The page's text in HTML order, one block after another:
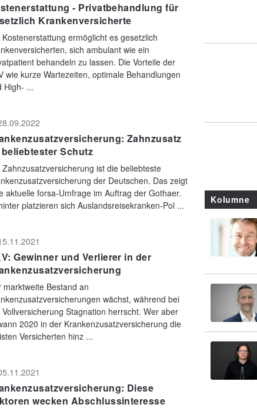
- Privatbehandlung für
Krankenversicherte
Kostenerstattung ermöglicht es gesetzlich
sich ambulant wie ein
behandeln zu lassen. Die Vorteile der
wie kurze Wartezeiten, optimale Behandlungen
High- ...
Zahnzusatz
Schutz
Zahnzusatzversicherung ist die beliebteste
der Deutschen. Das zeigt
aktuelle forsa-Umfrage im Auftrag der Gothaer.
platzieren sich Auslandsreisekranken-Pol ...
Gewinner und Verlierer in der
marktweite Bestand an
wächst, während bei
Stagnation herrscht. Wer aber
2020 in der Krankenzusatzversicherung die
Versicherten hinz ...
Diese
wecken Abschlussinteresse
Kolumne